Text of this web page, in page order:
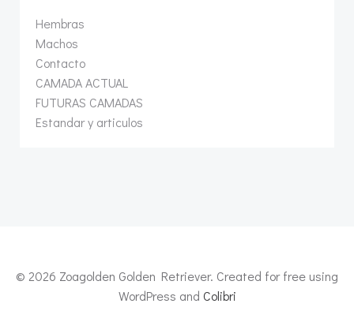
Hembras
Machos
Contacto
CAMADA ACTUAL
FUTURAS CAMADAS
Estandar y articulos
© 2026 Zoagolden Golden Retriever. Created for free using
WordPress and Colibri